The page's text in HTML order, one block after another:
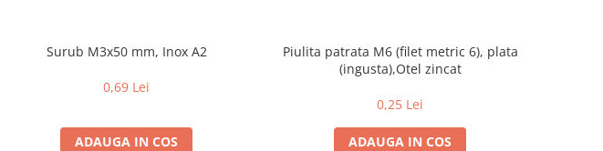
Surub M3x50 mm, Inox A2
0,69 Lei
ADAUGA IN COS
Piulita patrata M6 (filet metric 6), plata
(ingusta),Otel zincat
0,25 Lei
ADAUGA IN COS